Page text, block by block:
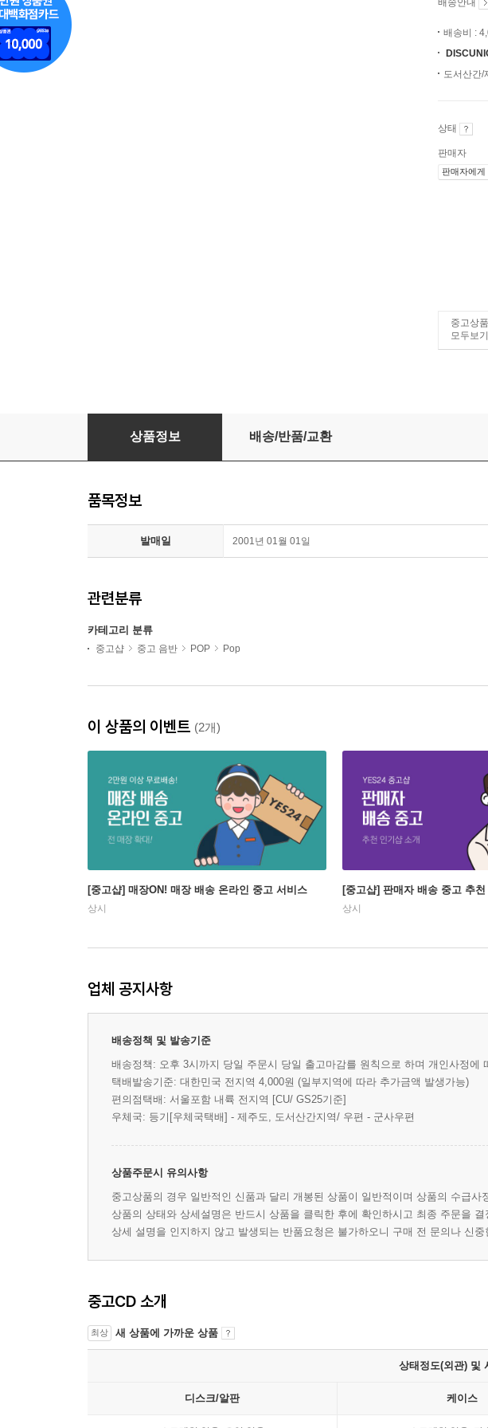
배송안내
배송비 :
도서산간/
상태
판매자
판매자에게
중고상
모두보기
Elvis Presley - The Live Greatest Hits [2001년 한국BMG국내제작반]
상품정보 배송/반품/교환
품목정보
발매일 2001년 01월 01일
관련분류
카테고리 분류
중고샵 중고 음반 POP Pop
이 상품의 이벤트 (2개)
[중고샵] 매장ON! 매장 배송 온라인 중고 서비스
상시
[중고샵] 판매자 배송 중고 추
상시
업체 공지사항
배송정책 및 발송기준
배송정책: 오후 3시까지 당일 주문시 당일 출고마감를 원칙으로 하며 개인사정에
택배발송기준: 대한민국 전지역 4,000원 (일부지역에 따라 추가금액 발생가능)
편의점택배: 서울포함 내륙 전지역 [CU/ GS25기준]
우체국: 등기[우체국택배] - 제주도, 도서산간지역/ 우편 - 군사우편
상품주문시 유의사항
중고상품의 경우 일반적인 신품과 달리 개봉된 상품이 일반적이며 상품의 수급
상품의 상태와 상세설명은 반드시 상품을 클릭한 후에 확인하시고 최종 주문을
상세 설명을 인지하지 않고 발생되는 반품요청은 불가하오니 구매 전 문의나 신
중고CD 소개
최상 새 상품에 가까운 상품
상태정도(외관) 및
디스크/알판 케이스